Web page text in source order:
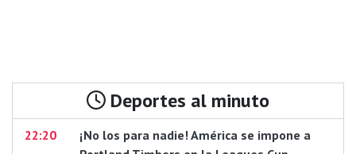
Deportes al minuto
22:20
¡No los para nadie! América se impone a